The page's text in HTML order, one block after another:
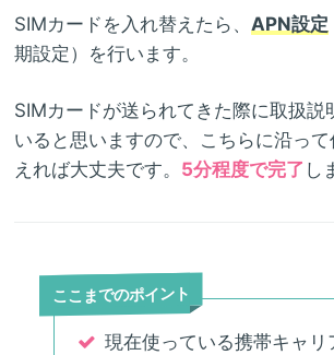
SIMカードを入れ替えたら、 APN設定
期設定）を行います。
SIMカードが送られてきた際に取扱説
いると思いますので、こちらに沿っ
えれば大丈夫です。 5分程度で完了 し
ここまでのポイント
現在使っている携帯キャリ